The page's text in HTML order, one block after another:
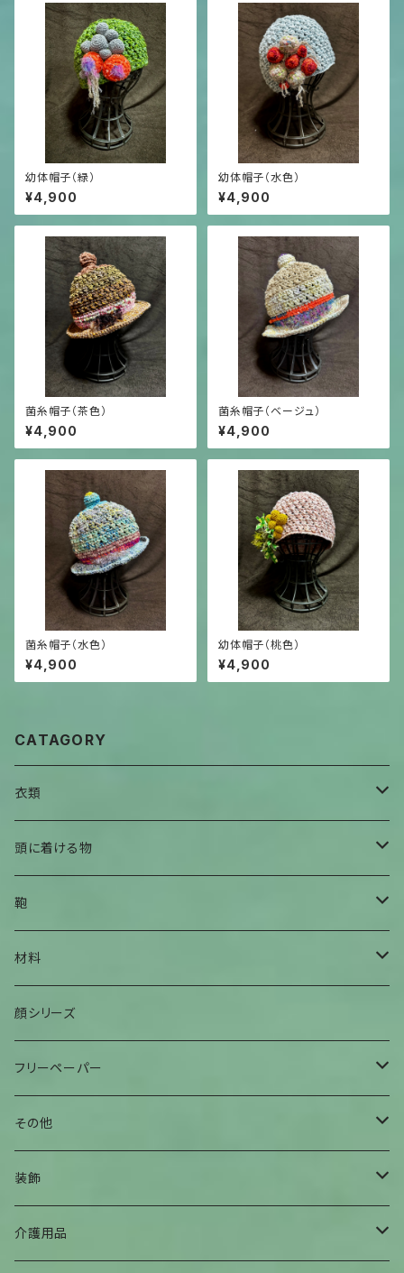
幼体帽子（緑）
¥4,900
幼体帽子（水色）
¥4,900
菌糸帽子（茶色）
¥4,900
菌糸帽子（ベージュ）
¥4,900
菌糸帽子（水色）
¥4,900
幼体帽子（桃色）
¥4,900
CATAGORY
衣類
全身衣
身上衣
身下衣
肌着
頭に着ける物
帽子
髪留め
巻物
ヘアバンド
鞄
腰鞄
肩掛け鞄
袋物
その他
材料
手染糸
顔シリーズ
フリーペーパー
夕焼けアパート
その他
曼荼羅マース玉
ハンギングインテリア
装飾
腕輪
介護用品